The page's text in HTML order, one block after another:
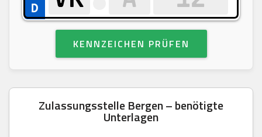
KENNZEICHEN PRÜFEN
Zulassungsstelle Bergen – benötigte
Unterlagen